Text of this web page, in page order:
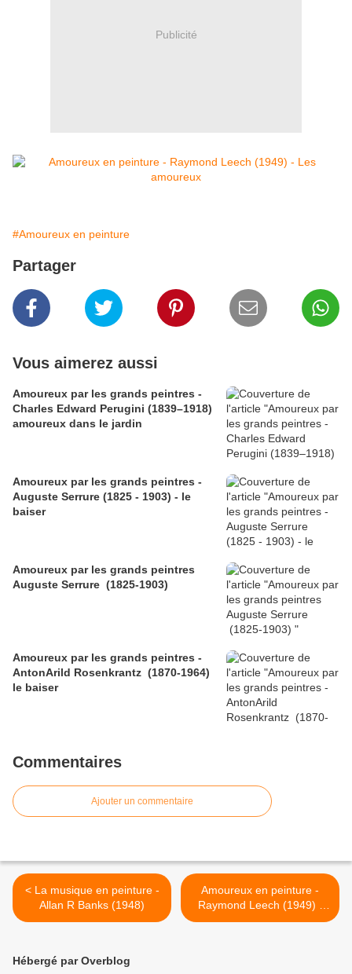
Publicité
#Amoureux en peinture
Partager
Vous aimerez aussi
Amoureux par les grands peintres -
Charles Edward Perugini (1839–1918)
amoureux dans le jardin
Amoureux par les grands peintres -
Auguste Serrure (1825 - 1903) - le
baiser
Amoureux par les grands peintres
Auguste Serrure (1825-1903)
Amoureux par les grands peintres -
AntonArild Rosenkrantz (1870-1964)
le baiser
Commentaires
Ajouter un commentaire
< La musique en peinture -
Allan R Banks (1948)
Amoureux en peinture -
Raymond Leech (1949) -
Les amoureux >
Hébergé par Overblog